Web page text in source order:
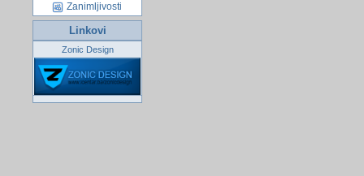
Zanimljivosti
Linkovi
Zonic Design